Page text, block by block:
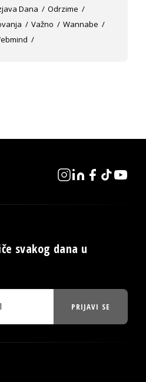
Dana
Odrzime
Važno
Wannabe
svakog dana u
PRIJAVI SE